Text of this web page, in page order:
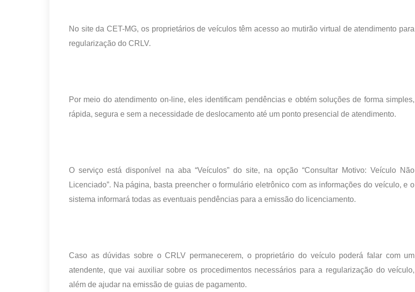
No site da CET-MG, os proprietários de veículos têm acesso ao mutirão virtual de atendimento para
regularização do CRLV.
Por meio do atendimento on-line, eles identificam pendências e obtém soluções de forma simples,
rápida, segura e sem a necessidade de deslocamento até um ponto presencial de atendimento.
O serviço está disponível na aba “Veículos” do site, na opção “Consultar Motivo: Veículo Não
Licenciado”. Na página, basta preencher o formulário eletrônico com as informações do veículo, e o
sistema informará todas as eventuais pendências para a emissão do licenciamento.
Caso as dúvidas sobre o CRLV permanecerem, o proprietário do veículo poderá falar com um
atendente, que vai auxiliar sobre os procedimentos necessários para a regularização do veículo,
além de ajudar na emissão de guias de pagamento.